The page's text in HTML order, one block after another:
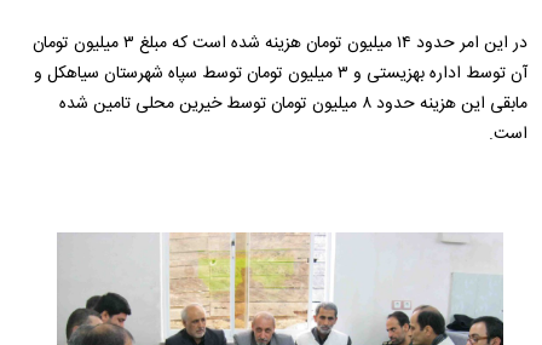
در این امر حدود ۱۴ میلیون تومان هزینه شده است که مبلغ ۳ میلیون تومان
آن توسط اداره بهزیستی و ۳ میلیون تومان توسط سپاه شهرستان سیاهکل و
مابقی این هزینه حدود ۸ میلیون تومان توسط خیرین محلی تامین شده
است.